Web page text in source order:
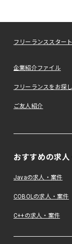
フリーランススター
企業紹介ファイル
フリーランスをお探
ご友人紹介
おすすめの求
Javaの求人・案件
COBOLの求人・案件
C++の求人・案件